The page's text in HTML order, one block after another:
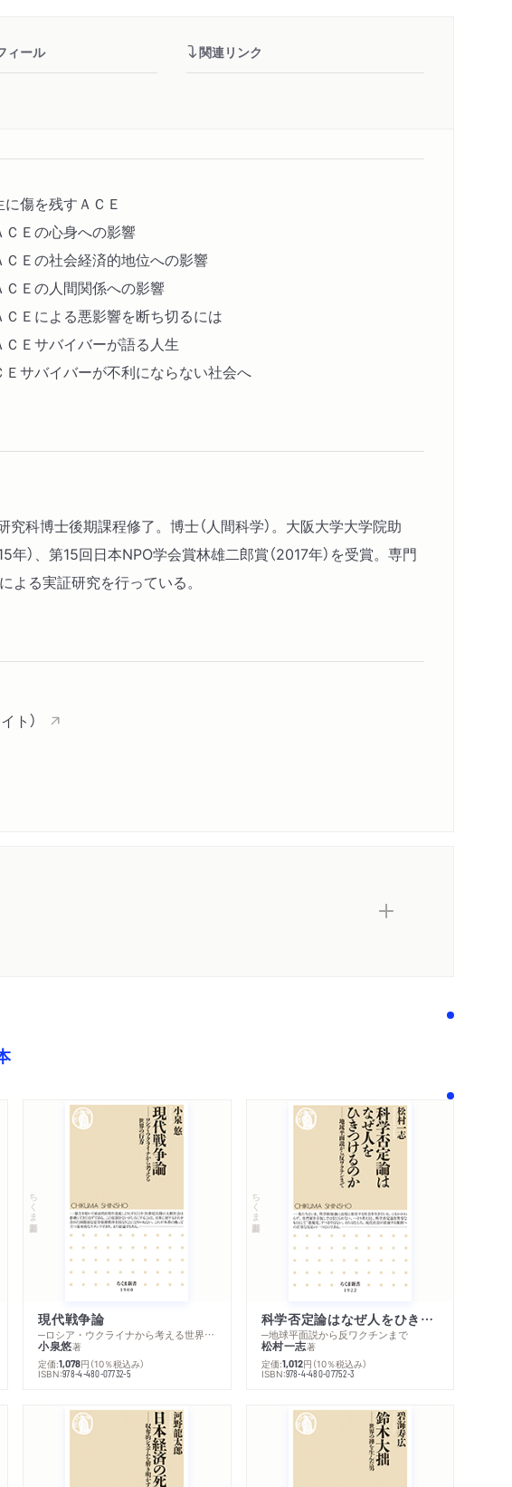
ィール 関連リンク
傷を残すＡＣＥ
Ｅの心身への影響
Ｅの社会経済的地位への影響
Ｅの人間関係への影響
Ｅによる悪影響を断ち切るには
Ｅサバイバーが語る人生
サバイバーが不利にならない社会へ
科博士後期課程修了。博士（人間科学）。大阪大学大学院助
、第15回日本NPO学会賞林雄二郎賞（2017年）を受賞。専門
る実証研究を行っている。
ト）
ちくま新書
現代戦争論
─ロシア・ウクライナから考える世界の行方
小泉悠著
定価:1,078円 （10％税込み）
ISBN:978-4-480-07732-5
ちくま新書
科学否定論はなぜ人をひきつけるのか
─地球平面説から反ワクチンまで
松村一志著
定価:1,012円 （10％税込み）
ISBN:978-4-480-07752-3